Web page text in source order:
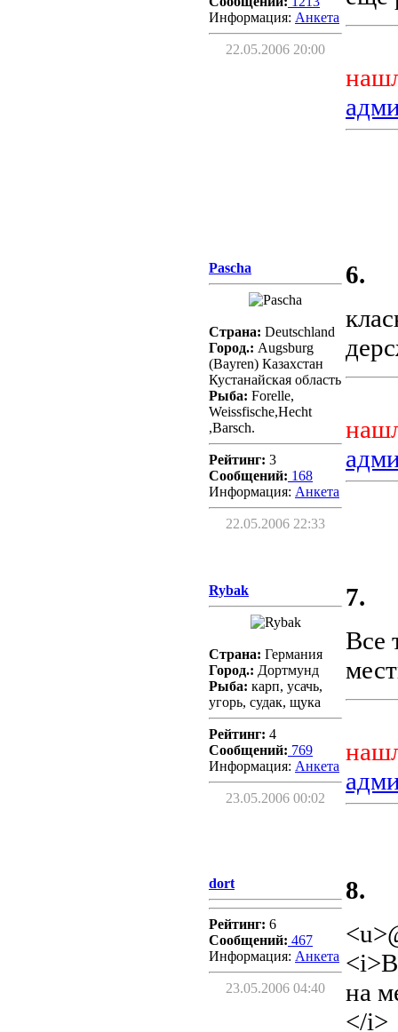
Информация: Aнкета
22.05.2006 20:00
Pascha
Страна: Deutschland
Город.: Augsburg
(Bayren) Казахстан
Кустанайская область
Рыба: Forelle,
Weissfische,Hecht
,Barsch.
Рейтинг: 3
Сообщений: 168
Информация: Aнкета
22.05.2006 22:33
6.
Rybak
Страна: Германия
Город.: Дортмунд
Рыба: карп, усачь,
угорь, судак, щука
Рейтинг: 4
Сообщений: 769
Информация: Aнкета
23.05.2006 00:02
7.
Все
dort
Рейтинг: 6
Сообщений: 467
Информация: Aнкета
23.05.2006 04:40
8.
на
</i>